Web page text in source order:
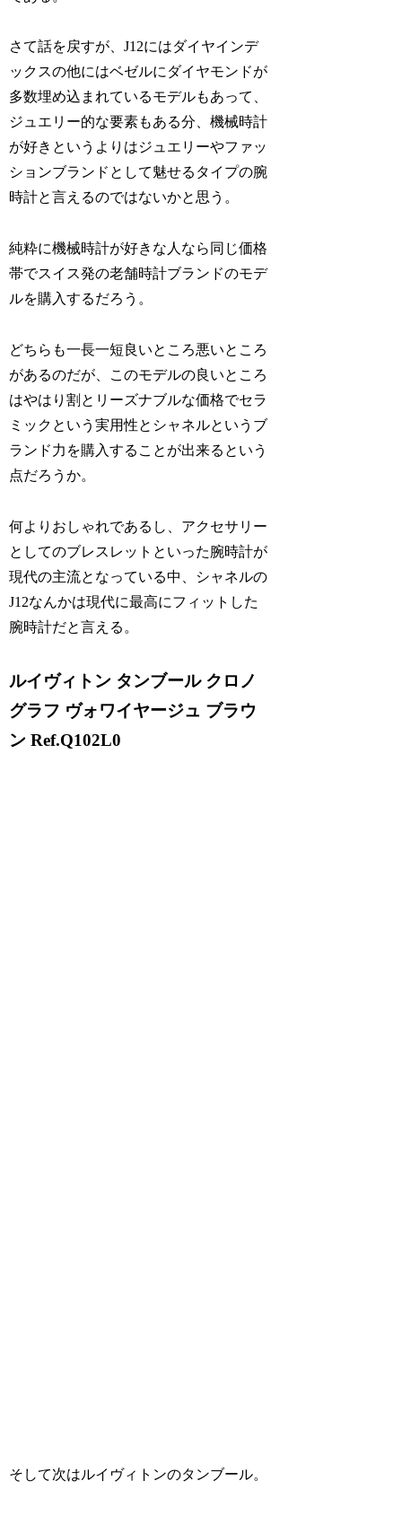
さて話を戻すが、J12にはダイヤインデ
ックスの他にはベゼルにダイヤモンドが
多数埋め込まれているモデルもあって、
ジュエリー的な要素もある分、機械時計
が好きというよりはジュエリーやファッ
ションブランドとして魅せるタイプの腕
時計と言えるのではないかと思う。
純粋に機械時計が好きな人なら同じ価格
帯でスイス発の老舗時計ブランドのモデ
ルを購入するだろう。
どちらも一長一短良いところ悪いところ
があるのだが、このモデルの良いところ
はやはり割とリーズナブルな価格でセラ
ミックという実用性とシャネルというブ
ランド力を購入することが出来るという
点だろうか。
何よりおしゃれであるし、アクセサリー
としてのブレスレットといった腕時計が
現代の主流となっている中、シャネルの
J12なんかは現代に最高にフィットした
腕時計だと言える。
ルイヴィトン タンブール クロノ
グラフ ヴォワイヤージュ ブラウ
ン Ref.Q102L0
そして次はルイヴィトンのタンブール。